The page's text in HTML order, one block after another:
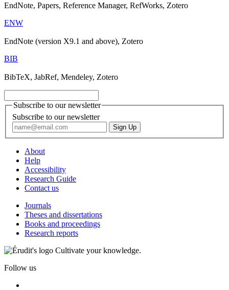
EndNote, Papers, Reference Manager, RefWorks, Zotero
ENW
EndNote (version X9.1 and above), Zotero
BIB
BibTeX, JabRef, Mendeley, Zotero
Subscribe to our newsletter
Subscribe to our newsletter
About
Help
Accessibility
Research Guide
Contact us
Journals
Theses and dissertations
Books and proceedings
Research reports
Cultivate your knowledge.
Follow us